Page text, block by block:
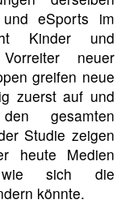
eSports im
Kinder und
neuer
greifen neue
zuerst auf und
gesamten
Studie zeigen
heute Medien
wie sich die
könnte.